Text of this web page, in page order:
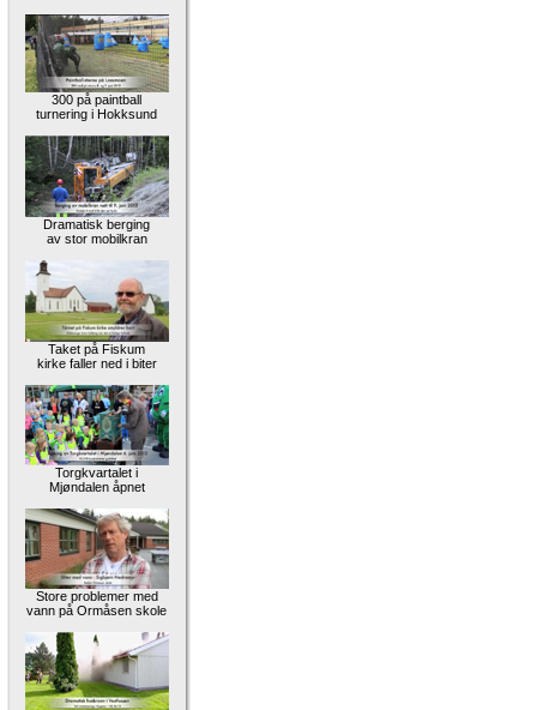
300 på paintball
turnering i Hokksund
Dramatisk berging
av stor mobilkran
Taket på Fiskum
kirke faller ned i biter
Torgkvartalet i
Mjøndalen åpnet
Store problemer med
vann på Ormåsen skole